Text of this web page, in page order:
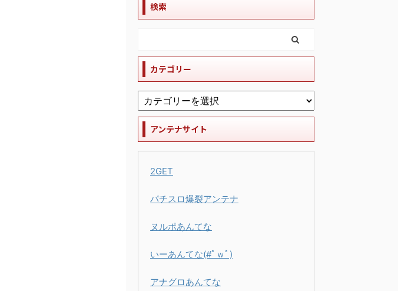
検索
カテゴリー
アンテナサイト
2GET
パチスロ爆裂アンテナ
ヌルポあんてな
いーあんてな(#ﾟｗﾟ)
アナグロあんてな